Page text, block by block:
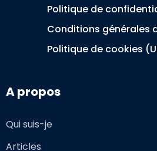
Politique de
Conditions générales
Politique de cookies
A propos
Qui suis-je
Articles